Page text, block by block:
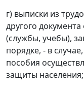
г) выписки из
другого
(службы, учебы),
порядке, - в
пособия
защиты населения;